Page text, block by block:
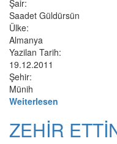
Şair:
Saadet Güldürsün
Ülke:
Almanya
Yazilan Tarih:
19.12.2011
Şehir:
Münih
Weiterlesen
ZEHİR